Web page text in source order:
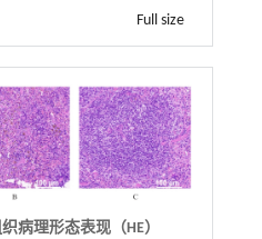
Full size
病理形态表现（HE）